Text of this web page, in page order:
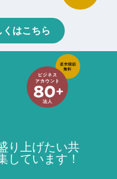
はこちら
り上げたい共
しています！